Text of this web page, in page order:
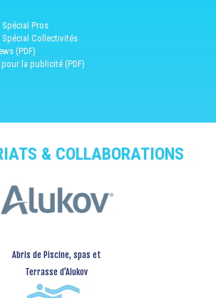
Pros
Spécial Collectivités
(PDF)
la publicité (PDF)
& COLLABORATIONS
Abris de Piscine, spas et
Terrasse d’Alukov